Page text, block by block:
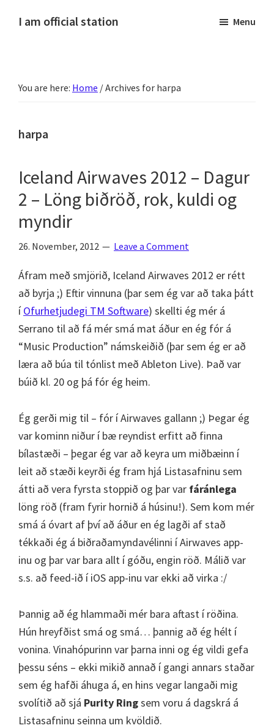
I am official station
fréttir
og
skemmtilegt
:)
Menu
You are here: Home /Archives for harpa
harpa
Iceland Airwaves 2012 – Dagur
2 – Löng biðröð, rok, kuldi og
myndir
26. November, 2012 Leave a Comment
Áfram með smjörið, Iceland Airwaves 2012 er rétt
að byrja ;) Eftir vinnuna (þar sem ég var að taka þátt
íOfurhetjudegi TM Software) skellti ég mér á
Serrano til að fá mér smá mat áður en ég fór á
“Music Production” námskeiðið (þar sem ég er að
læra að búa til tónlist með Ableton Live). Það var
búið kl. 20 og þá fór ég heim.
Ég gerði mig til – fór í Airwaves gallann ;) Þegar ég
var kominn niður í bæ reyndist erfitt að finna
bílastæði – þegar ég var að keyra um miðbæinn í
leit að stæði keyrði ég fram hjá Listasafninu sem
átti að vera fyrsta stoppið og þar var fáránlega
löng röð (fram fyrir hornið á húsinu!). Sem kom mér
smá á óvart af því að áður en ég lagði af stað
tékkaði ég á biðraðamyndavélinni í Airwaves app-
inu og þar var bara allt í góðu, engin röð. Málið var
s.s. að feed-ið í iOS app-inu var ekki að virka :/
Þannig að ég hlammaði mér bara aftast í röðina.
Hún hreyfðist smá og smá… þannig að ég hélt í
vonina. Vinahópurinn var þarna inni og ég vildi gefa
þessu séns – ekki mikið annað í gangi annars staðar
sem ég hafði áhuga á, en hins vegar langaði mig
svolítið að sjá Purity Ringsem voru á dagskrá á
Listasafninu seinna um kvöldið.